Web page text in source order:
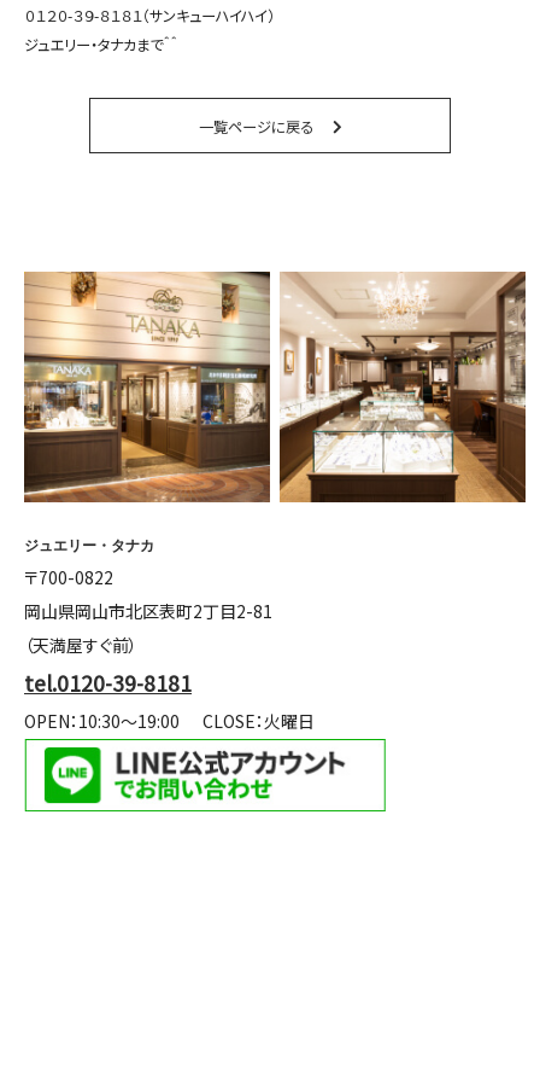
０１２０-３９-８１８１（サンキューハイハイ）
ジュエリー・タナカまで＾＾
一覧ページに戻る
ジュエリー・タナカ
〒700-0822
岡山県岡山市北区表町2丁目2-81
（天満屋すぐ前）
tel.0120-39-8181
OPEN：10:30～19:00 CLOSE：火曜日